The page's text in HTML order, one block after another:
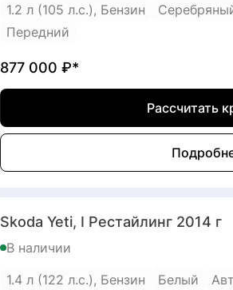
1.2 л (105 л.с.), Бензин
Передний
877 000 ₽*
Рассчитать
Skoda Yeti, I Рестайлинг 2014 г
В наличии
1.4 л (122 л.с.), Бензин
Белый